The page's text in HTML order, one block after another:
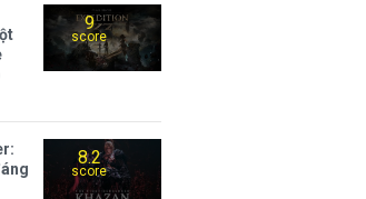
9
score
8.2
score